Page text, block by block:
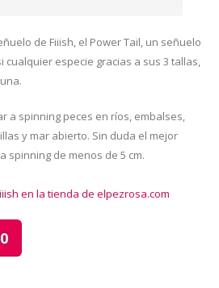
de Fiiish, el Power Tail, un señuelo
cualquier especie gracias a sus 3 tallas,
a spinning peces en ríos, embalses,
y mar abierto. Sin duda el mejor
spinning de menos de 5 cm.
en la tienda de elpezrosa.com